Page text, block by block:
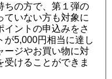
ちの方で、第１弾の
ていない方も対象に
イントの申込みをさ
が5,000円相当に達し
ージやお買い物に対
受けることができま